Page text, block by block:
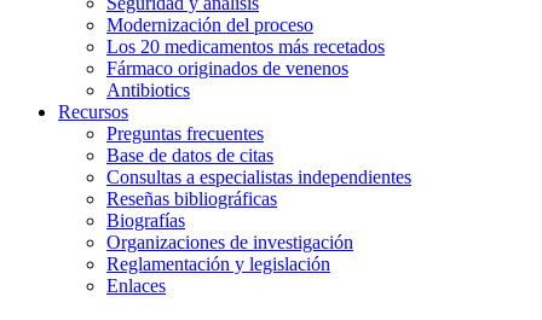
Modernización del proceso
Los 20 medicamentos más recetados
Fármaco originados de venenos
Antibiotics
Recursos
Preguntas frecuentes
Base de datos de citas
Consultas a especialistas independientes
Reseñas bibliográficas
Biografías
Organizaciones de investigación
Reglamentación y legislación
Enlaces